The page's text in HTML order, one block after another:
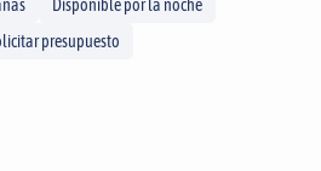
Disponible por la noche
presupuesto